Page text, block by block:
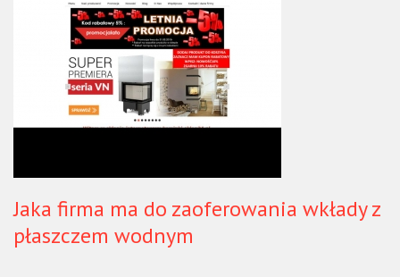
Jaka firma ma do zaoferowania wkłady z
płaszczem wodnym